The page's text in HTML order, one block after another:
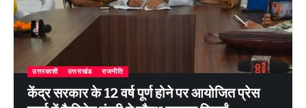
उत्तरकाशी उत्तराखंड राजनीति
केंद्र सरकार के 12 वर्ष पूर्ण होने पर आयोजित प्रेस